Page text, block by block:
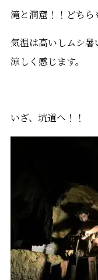
滝と洞窟！！どち
気温は高いしムシ暑
涼しく感じます。
いざ、坑道へ！！